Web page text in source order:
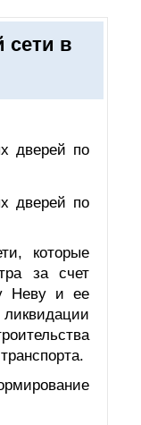
сети в
дверей по
дверей по
которые
за счет
Неву и ее